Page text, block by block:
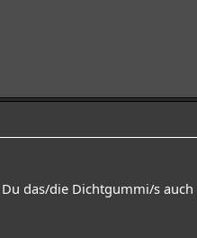
Du das/die Dichtgummi/s auch